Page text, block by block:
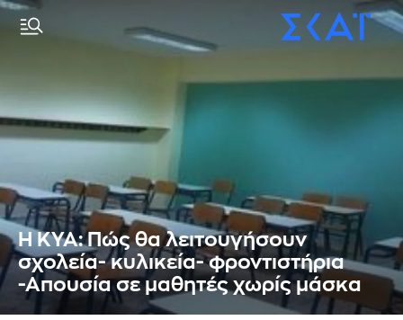
Η ΚΥΑ: Πώς θα λειτουγήσουν
σχολεία- κυλικεία- φροντιστήρια
-Απουσία σε μαθητές χωρίς μάσκα